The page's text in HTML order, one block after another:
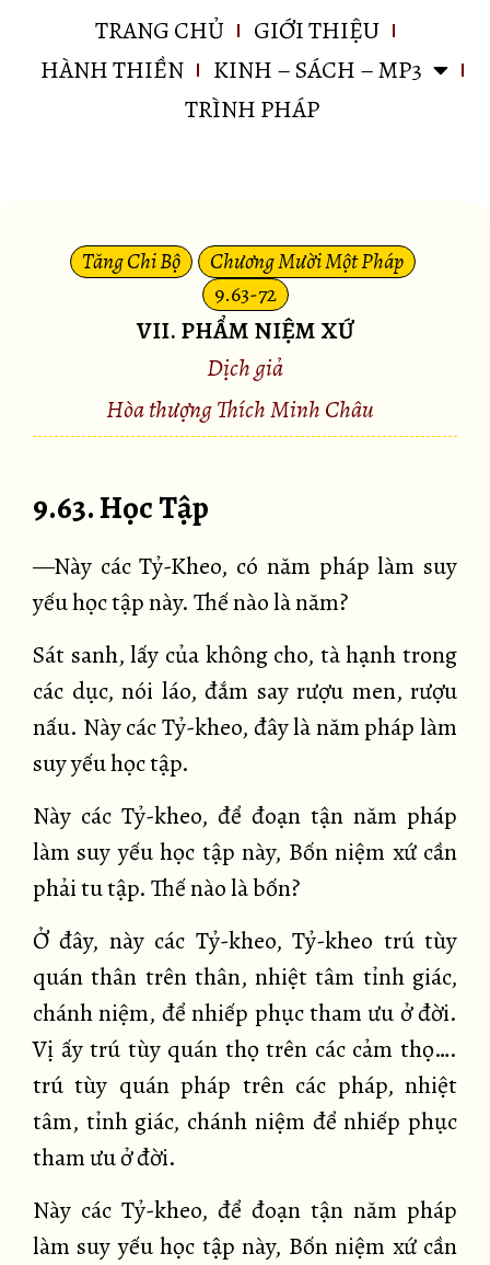
TRANG CHỦ
GIỚI THIỆU
HÀNH THIỀN
KINH – SÁCH – MP3
TRÌNH PHÁP
Tăng Chi Bộ
Chương Mười Một Pháp
9.63-72
VII. PHẨM NIỆM XỨ
Dịch giả
Hòa thượng Thích Minh Châu
9.63. Học Tập
—Này các Tỷ-Kheo, có năm pháp làm suy
yếu học tập này. Thế nào là năm?
Sát sanh, lấy của không cho, tà hạnh trong
các dục, nói láo, đắm say rượu men, rượu
nấu. Này các Tỷ-kheo, đây là năm pháp làm
suy yếu học tập.
Này các Tỷ-kheo, để đoạn tận năm pháp
làm suy yếu học tập này, Bốn niệm xứ cần
phải tu tập. Thế nào là bốn?
Ở đây, này các Tỷ-kheo, Tỷ-kheo trú tùy
quán thân trên thân, nhiệt tâm tỉnh giác,
chánh niệm, để nhiếp phục tham ưu ở đời.
Vị ấy trú tùy quán thọ trên các cảm thọ….
trú tùy quán pháp trên các pháp, nhiệt
tâm, tỉnh giác, chánh niệm để nhiếp phục
tham ưu ở đời.
Này các Tỷ-kheo, để đoạn tận năm pháp
làm suy yếu học tập này, Bốn niệm xứ cần